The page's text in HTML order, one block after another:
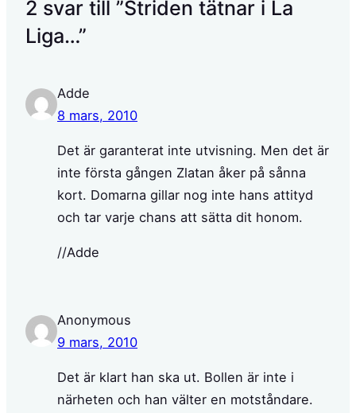
2 svar till ”Striden tätnar i La
Liga…”
Adde
8 mars, 2010
Det är garanterat inte utvisning. Men det är
inte första gången Zlatan åker på sånna
kort. Domarna gillar nog inte hans attityd
och tar varje chans att sätta dit honom.
//Adde
Anonymous
9 mars, 2010
Det är klart han ska ut. Bollen är inte i
närheten och han välter en motståndare.